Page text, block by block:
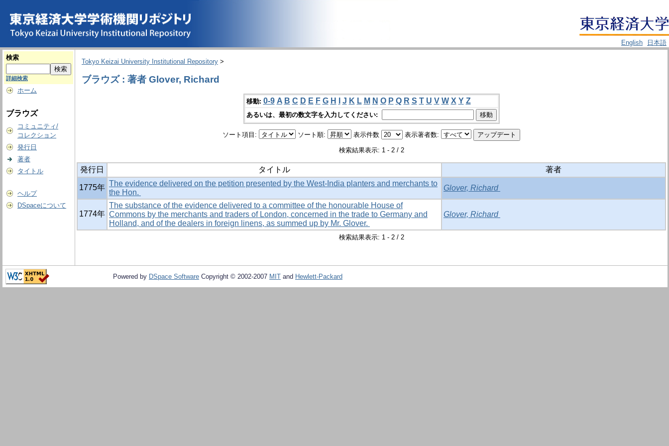
English
日本語
検索
詳細検索
ホーム
ブラウズ
コミュニティ/
コレクション
発行日
著者
タイトル
ヘルプ
DSpaceについて
Tokyo Keizai University Institutional Repository >
ブラウズ : 著者 Glover, Richard
移動: 0-9 A B C D E F G H J K L M N O P Q R S T U V W X Y Z
あるいは、最初の数文字を入力してください:
ソート項目: ソート順: 表示件数 表示著者数:
検索結果表示: 1 - 2 / 2
発行日 タイトル 著者
1775年 The evidence delivered on the petition presented by the West-India planters and merchants to
the Hon.
Glover, Richard
1774年
The substance of the evidence delivered to a committee of the honourable House of
Commons by the merchants and traders of London, concerned in the trade to Germany and
Holland, and of the dealers in foreign linens, as summed up by Mr. Glover.
Glover, Richard
検索結果表示: 1 - 2 / 2
Powered by DSpace Software Copyright © 2002-2007 MIT and Hewlett-Packard